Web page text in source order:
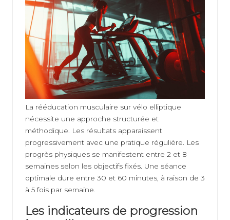
La rééducation musculaire sur vélo elliptique
nécessite une approche structurée et
méthodique. Les résultats apparaissent
progressivement avec une pratique régulière. Les
progrès physiques se manifestent entre 2 et 8
semaines selon les objectifs fixés. Une séance
optimale dure entre 30 et 60 minutes, à raison de 3
à 5 fois par semaine.
Les indicateurs de progression